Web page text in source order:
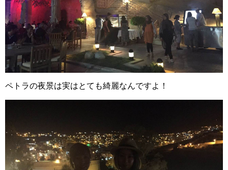
ペトラの夜景は実はとても綺麗なんですよ！